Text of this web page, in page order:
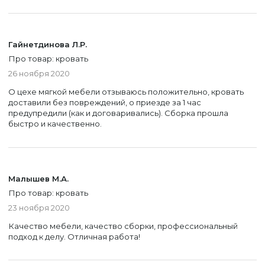
Гайнетдинова Л.Р.
Про товар: кровать
26 ноября 2020
О цехе мягкой мебели отзываюсь положительно, кровать
доставили без повреждений, о приезде за 1 час
предупредили (как и договаривались). Сборка прошла
быстро и качественно.
Малышев М.А.
Про товар: кровать
23 ноября 2020
Качество мебели, качество сборки, профессиональный
подход к делу. Отличная работа!